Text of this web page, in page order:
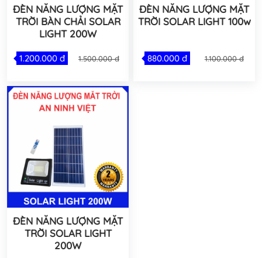
ĐÈN NĂNG LƯỢNG MẶT
TRỜI BÀN CHẢI SOLAR
LIGHT 200W
1.200.000 đ 1.500.000 đ
ĐÈN NĂNG LƯỢNG MẶT
TRỜI SOLAR LIGHT 100w
880.000 đ 1.100.000 đ
ĐÈN NĂNG LƯỢNG MẶT
TRỜI SOLAR LIGHT
200W